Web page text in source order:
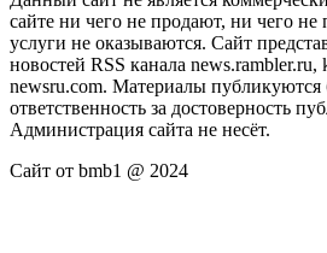
сайте ни чего не продают, ни чего
услуги не оказываются. Сайт
новостей RSS канала news.rambler.ru,
newsru.com. Материалы публикуются
ответственность за достоверность
Администрация сайта не несёт.
Сайт от bmb1 @ 2024